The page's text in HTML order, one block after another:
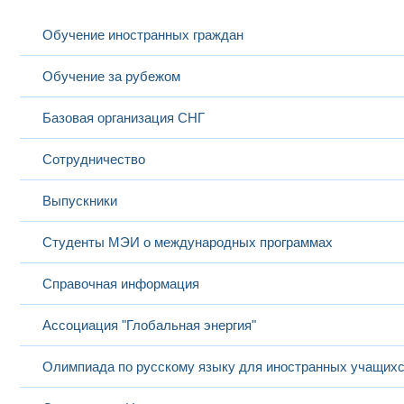
Обучение иностранных граждан
Обучение за рубежом
Базовая организация СНГ
Сотрудничество
Выпускники
Студенты МЭИ о международных программах
Справочная информация
Ассоциация "Глобальная энергия"
Олимпиада по русскому языку для иностранных